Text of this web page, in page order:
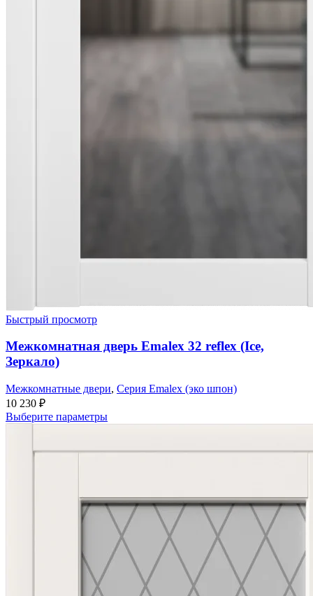
Быстрый просмотр
Межкомнатная дверь Emalex 32 reflex (Ice,
Зеркало)
Межкомнатные двери, Серия Emalex (эко шпон)
10 230 ₽
Выберите параметры